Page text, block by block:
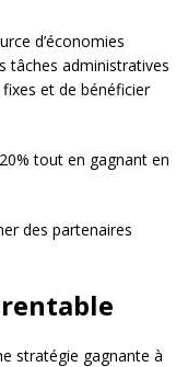
d’économies
tâches administratives
et de bénéficier
tout en gagnant en
des partenaires
stratégie gagnante à